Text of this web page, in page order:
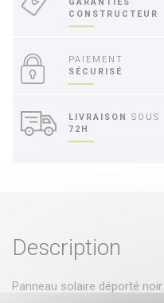
CONSTRUCTEUR
PAIEMENT
SÉCURISÉ
LIVRAISON
SOUS
72H
Description
Panneau solaire déporté noir.